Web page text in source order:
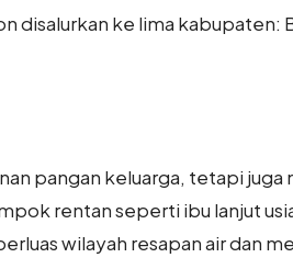
disalurkan ke lima
pangan keluarga, tetapi
rentan seperti ibu lanjut
wilayah resapan air dan